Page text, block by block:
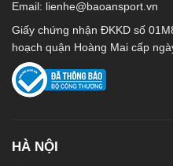
Email: lienhe@baoansport.vn
Giấy chứng nhận ĐKKD số
hoạch quận Hoàng Mai cấp
HÀ NỘI